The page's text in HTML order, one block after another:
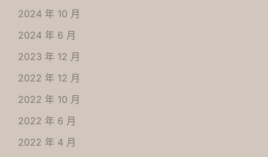
2024 年 10 月
2024 年 6 月
2023 年 12 月
2022 年 12 月
2022 年 10 月
2022 年 6 月
2022 年 4 月